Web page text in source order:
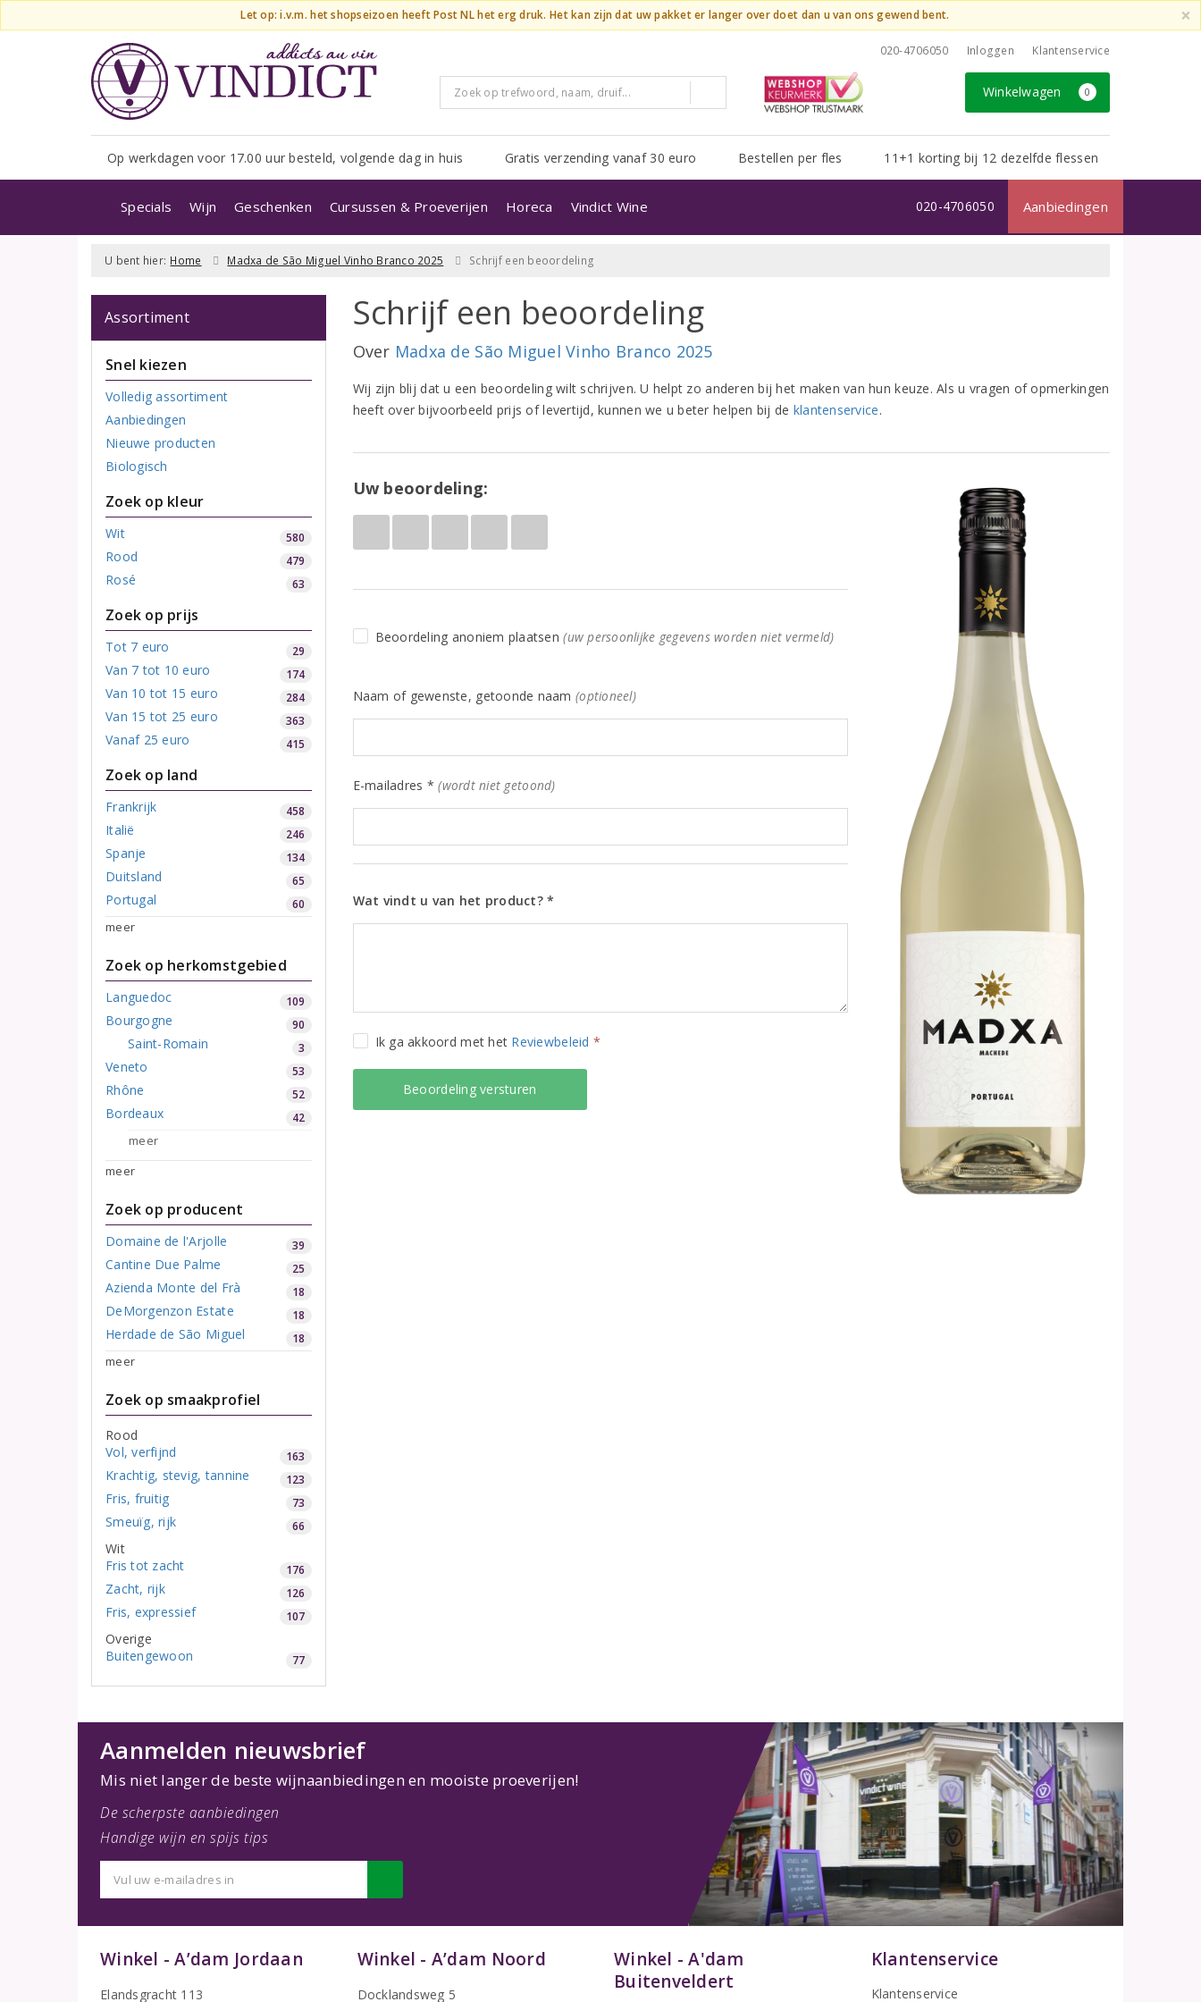
Let op: i.v.m. het shopseizoen heeft Post NL het erg druk. Het kan zijn dat uw pakket er langer over doet dan u van ons gewend bent. ×
020-4706050 Inloggen Klantenservice
Winkelwagen 0
Op werkdagen voor 17.00 uur besteld, volgende dag in huis Gratis verzending vanaf 30 euro Bestellen per fles 11+1 korting bij 12 dezelfde flessen
Specials Wijn Geschenken Cursussen & Proeverijen Horeca Vindict Wine Aanbiedingen
020-4706050
U bent hier: Home Madxa de São Miguel Vinho Branco 2025 Schrijf een beoordeling
Assortiment
Snel kiezen
Volledig assortiment
Aanbiedingen
Nieuwe producten
Biologisch
Zoek op kleur
Wit 580
Rood 479
Rosé 63
Zoek op prijs
Tot 7 euro 29
Van 7 tot 10 euro 174
Van 10 tot 15 euro 284
Van 15 tot 25 euro 363
Vanaf 25 euro 415
Zoek op land
Frankrijk 458
Italië 246
Spanje 134
Duitsland 65
Portugal 60
meer
Zoek op herkomstgebied
Languedoc 109
Bourgogne 90
Saint-Romain 3
Veneto 53
Rhône 52
Bordeaux 42
meer
meer
Zoek op producent
Domaine de l'Arjolle 39
Cantine Due Palme 25
Azienda Monte del Frà 18
DeMorgenzon Estate 18
Herdade de São Miguel 18
meer
Zoek op smaakprofiel
Rood
Vol, verfijnd
163
Krachtig, stevig, tannine 123
Fris, fruitig 73
Smeuïg, rijk 66
Wit
Fris tot zacht
176
Zacht, rijk 126
Fris, expressief 107
Overige
Buitengewoon
77
Schrijf een beoordeling
Over Madxa de São Miguel Vinho Branco 2025
Wij zijn blij dat u een beoordeling wilt schrijven. U helpt zo anderen bij het maken van hun keuze. Als u vragen of opmerkingen
heeft over bijvoorbeeld prijs of levertijd, kunnen we u beter helpen bij de klantenservice.
Uw beoordeling:
Beoordeling anoniem plaatsen(uw persoonlijke gegevens worden niet vermeld)
Naam of gewenste, getoonde naam(optioneel)
E-mailadres *(wordt niet getoond)
Wat vindt u van het product? *
Ik ga akkoord met het Reviewbeleid *
Aanmelden nieuwsbrief
Mis niet langer de beste wijnaanbiedingen en mooiste proeverijen!
De scherpste aanbiedingen
Handige wijn en spijs tips
Winkel - A’dam Jordaan
Elandsgracht 113
Winkel - A’dam Noord
Docklandsweg 5
Winkel - A'dam
Buitenveldert
Klantenservice
Klantenservice